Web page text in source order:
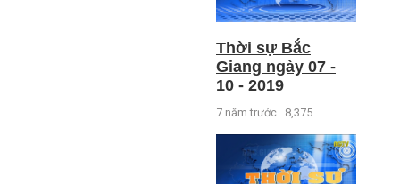
Thời sự Bắc
Giang ngày 07 -
10 - 2019
7 năm trước 8,375